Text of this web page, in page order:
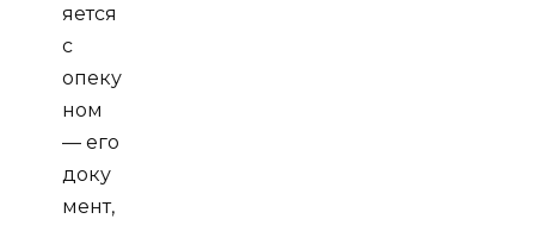
яется
с
опеку
ном
— его
доку
мент,